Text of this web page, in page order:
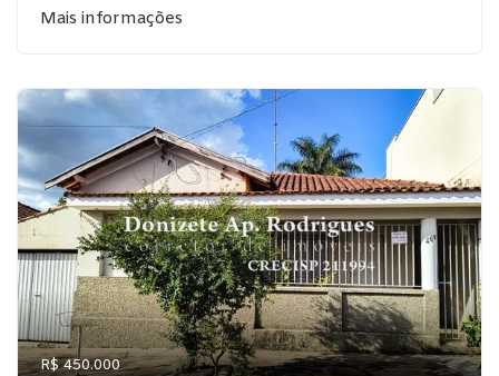
Mais informações
R$ 450.000